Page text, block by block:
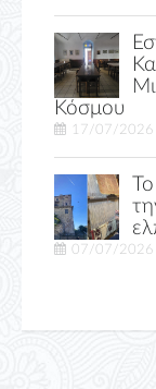
Κόσμου
17/07/2026
07/07/2026